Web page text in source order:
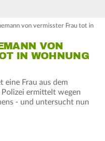
von vermisster Frau tot in
VON
IN WOHNUNG
eine Frau aus dem
ermittelt wegen
- und untersucht nun